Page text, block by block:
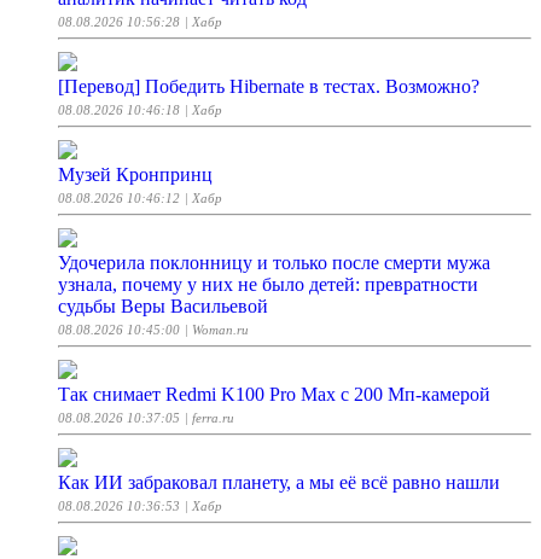
08.08.2026 10:56:28 | Хабр
[Перевод] Победить Hibernate в тестах. Возможно?
08.08.2026 10:46:18 | Хабр
Музей Кронпринц
08.08.2026 10:46:12 | Хабр
Удочерила поклонницу и только после смерти мужа
узнала, почему у них не было детей: превратности
судьбы Веры Васильевой
08.08.2026 10:45:00 | Woman.ru
Так снимает Redmi K100 Pro Max с 200 Мп-камерой
08.08.2026 10:37:05 | ferra.ru
Как ИИ забраковал планету, а мы её всё равно нашли
08.08.2026 10:36:53 | Хабр